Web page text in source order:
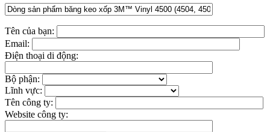
Tên của bạn:
Email:
Điện thoại di động:
Bộ phận:
Lĩnh vực:
Tên công ty:
Website công ty: